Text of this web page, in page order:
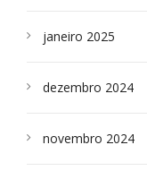
janeiro 2025
dezembro 2024
novembro 2024